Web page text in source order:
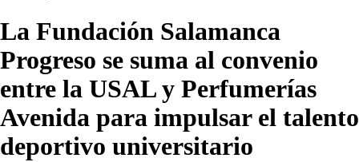
La Fundación Salamanca
Progreso se suma al convenio
entre la USAL y Perfumerías
Avenida para impulsar el talento
deportivo universitario